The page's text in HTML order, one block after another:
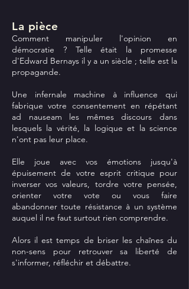
La pièce
Comment manipuler l'opinion en
démocratie ? Telle était la promesse
d'Edward Bernays il y a un siècle ; telle est la
propagande.
Une infernale machine à influence qui
fabrique votre consentement en répétant
ad nauseam les mêmes discours dans
lesquels la vérité, la logique et la science
n'ont pas leur place.
Elle joue avec vos émotions jusqu'à
épuisement de votre esprit critique pour
inverser vos valeurs, tordre votre pensée,
orienter votre vote ou vous faire
abandonner toute résistance à un système
auquel il ne faut surtout rien comprendre.
Alors il est temps de briser les chaînes du
non-sens pour retrouver sa liberté de
s'informer, réfléchir et débattre.